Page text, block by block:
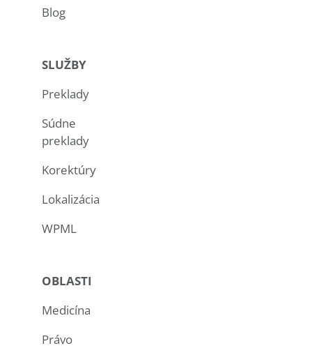
Blog
SLUŽBY
Preklady
Súdne
preklady
Korektúry
Lokalizácia
WPML
OBLASTI
Medicína
Právo